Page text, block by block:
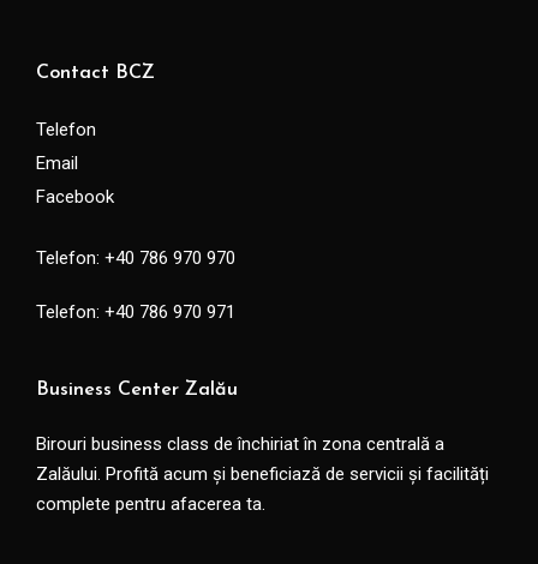
Contact BCZ
Telefon
Email
Facebook
Telefon: +40 786 970 970
Telefon: +40 786 970 971
Business Center Zalău
Birouri business class de închiriat în zona centrală a
Zalăului. Profită acum și beneficiază de servicii și facilități
complete pentru afacerea ta.